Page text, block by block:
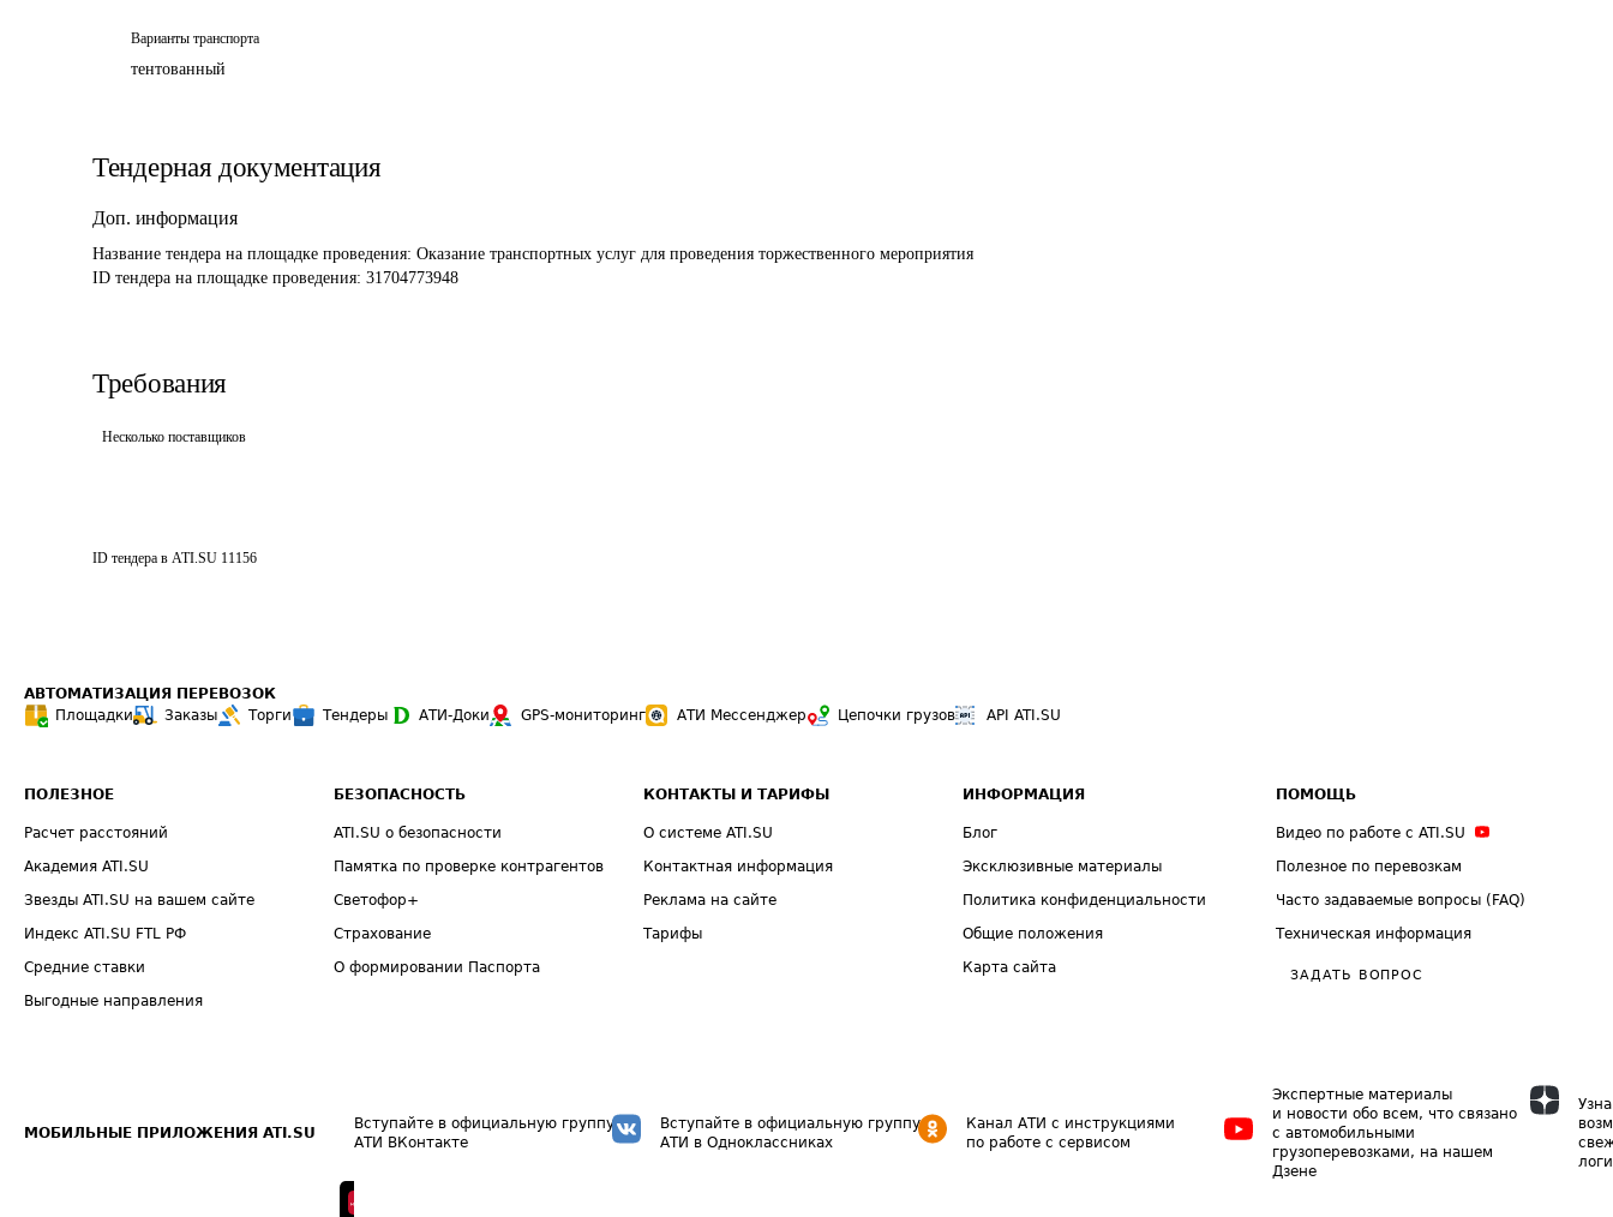
Варианты транспорта
тентованный
Тендерная документация
Доп. информация
Название тендера на площадке проведения: Оказание транспортных услуг для проведения торжественного мероприятия
ID тендера на площадке проведения: 31704773948
Требования
Несколько поставщиков
ID тендера в ATI.SU 11156
АВТОМАТИЗАЦИЯ ПЕРЕВОЗОК
Площадки
Заказы Торги Тендеры АТИ-Доки GPS-мониторинг АТИ Мессенджер Цепочки грузов API ATI.SU
ПОЛЕЗНОЕ
Расчет расстояний
Академия ATI.SU
Звезды ATI.SU на вашем сайте
Индекс ATI.SU FTL РФ
Средние ставки
Выгодные направления
БЕЗОПАСНОСТЬ
ATI.SU о безопасности
Памятка по проверке контрагентов
Светофор+
Страхование
О формировании Паспорта
КОНТАКТЫ И ТАРИФЫ
О системе ATI.SU
Контактная информация
Реклама на сайте
Тарифы
ИНФОРМАЦИЯ
Блог
Эксклюзивные материалы
Политика конфиденциальности
Общие положения
Карта сайта
ПОМОЩЬ
Видео по работе с ATI.SU
Полезное по перевозкам
Часто задаваемые вопросы (FAQ)
Техническая информация
ЗАДАТЬ ВОПРОС
МОБИЛЬНЫЕ ПРИЛОЖЕНИЯ ATI.SU
Вступайте в официальную группу
АТИ ВКонтакте
Вступайте в официальную группу
АТИ в Одноклассниках
Канал АТИ с инструкциями
по работе с сервисом
Экспертные материалы
и новости обо всем, что связано
с автомобильными
грузоперевозками, на нашем
Дзене